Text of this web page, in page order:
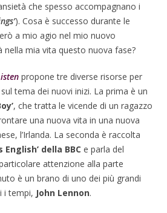
che spesso accompagnano i
). Cosa è successo durante le
a mio agio nel mio nuovo
nella mia vita questo nuova fase?
propone tre diverse risorse per
tema dei nuovi inizi. La prima è un
, che tratta le vicende di un ragazzo
una nuova vita in una nuova
l’Irlanda. La seconda è raccolta
English’ della BBC e parla del
attenzione alla parte
è un brano di uno dei più grandi
i tempi, John Lennon.